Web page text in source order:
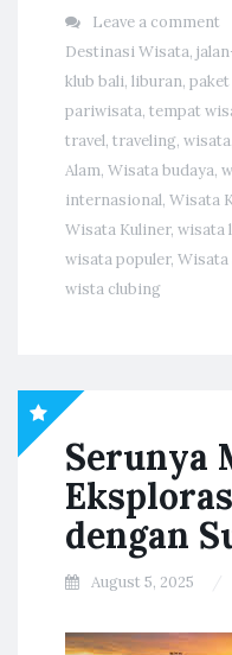
Leave a comment
Destinasi Wisata,
klub bali, liburan,
pariwisata, tempat
travel, traveling, wisata
Alam, Wisata budaya,
internasional, Wisata
Wisata Kuliner, wisata
wisata populer, Wisata
wista clubing
Serunya
dengan
August 5, 2025